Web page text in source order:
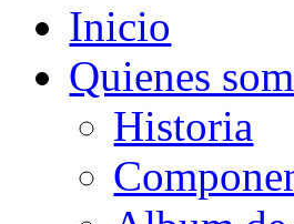
Inicio
Quienes
Historia